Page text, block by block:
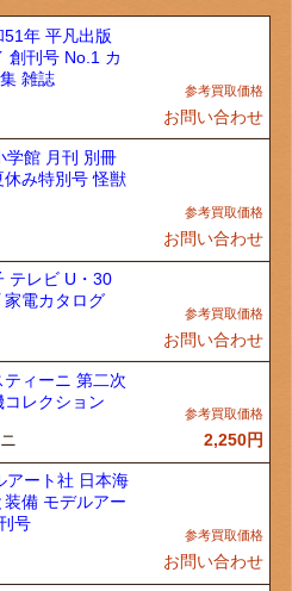
年 平凡出版
創刊号 No.1 カ
雑誌
お問い合わせ
学館 月刊 別冊
み特別号 怪獣
お問い合わせ
テレビ U・30
電カタログ
お問い合わせ
ィーニ 第二次
レクション
2,250円
アート社 日本海
備 モデルアー
号
お問い合わせ